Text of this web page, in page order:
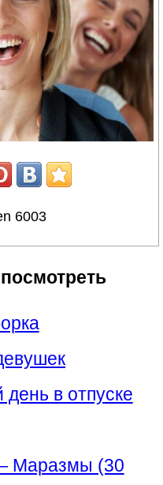
6003
в отпуске
Маразмы (30